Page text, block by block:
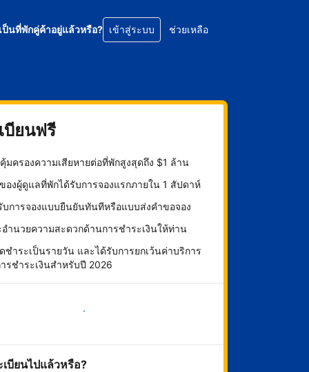
ป็นที่พักคู่ค้าอยู่แล้วหรือ? เข้าสู่ระบบ ช่วยเหลือ
บียนฟรี
มครองความเสียหายต่อที่พักสูงสุดถึง $1 ล้าน
องผู้ดูแลที่พักได้รับการจองแรกภายใน 1 สัปดาห์
บการจองแบบยืนยันทันทีหรือแบบส่งคำขอจอง
อำนวยความสะดวกด้านการชำระเงินให้ท่าน
ชำระเป็นรายวัน และได้รับการยกเว้นค่าบริการ
รชำระเงินสำหรับปี 2026
เริ่มดำเนินการเลย
เบียนไปแล้วหรือ?